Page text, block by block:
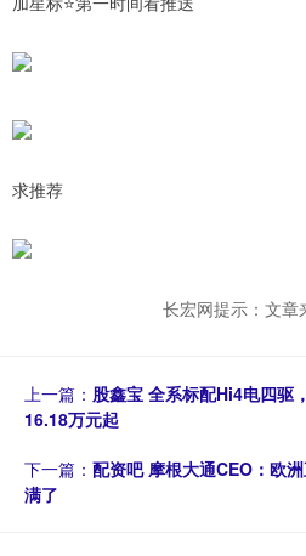
求推荐
长宏网提示：文章
上一篇： 股鑫宝 全系标配Hi4电四驱
16.18万元起
下一篇： 配资吧 摩根大通CEO：欧
满了